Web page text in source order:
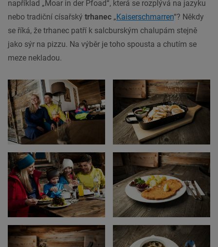
například „Moar in der Pfoad“, která se rozplývá na jazyku
nebo tradiční císařský trhanec „Kaiserschmarren“? Někdy
se říká, že trhanec patří k salcburským chalupám stejně
jako sýr na pizzu. Na výběr je toho spousta a chutím se
meze nekladou.